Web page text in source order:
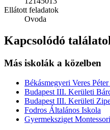
Ellátott feladatok
Ovoda
Kapcsolódó
Más iskolák a közelben
Békásmegyeri Veres
Budapest III. Kerületi
Budapest III. Kerületi
Fodros Általános Iskola
Gyermeksziget